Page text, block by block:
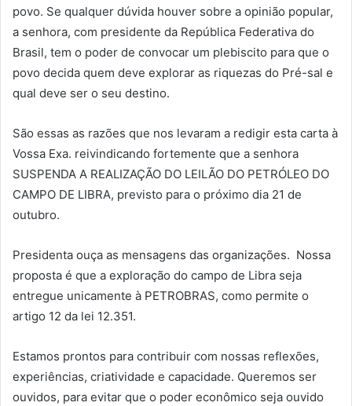
povo. Se qualquer dúvida houver sobre a opinião popular,
a senhora, com presidente da República Federativa do
Brasil, tem o poder de convocar um plebiscito para que o
povo decida quem deve explorar as riquezas do Pré-sal e
qual deve ser o seu destino.
São essas as razões que nos levaram a redigir esta carta à
Vossa Exa. reivindicando fortemente que a senhora
SUSPENDA A REALIZAÇÃO DO LEILÃO DO PETRÓLEO DO
CAMPO DE LIBRA, previsto para o próximo dia 21 de
outubro.
Presidenta ouça as mensagens das organizações. Nossa
proposta é que a exploração do campo de Libra seja
entregue unicamente à PETROBRAS, como permite o
artigo 12 da lei 12.351.
Estamos prontos para contribuir com nossas reflexões,
experiências, criatividade e capacidade. Queremos ser
ouvidos, para evitar que o poder econômico seja ouvido